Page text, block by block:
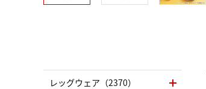
レッグウェア（2370）